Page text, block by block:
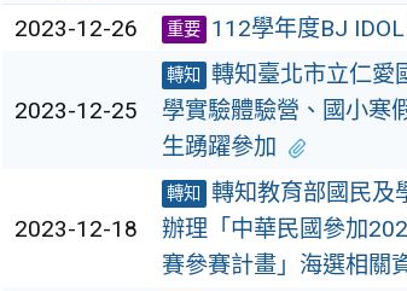
2023-12-26
重要 112學年度BJ
2023-12-25
轉知
轉知臺北市立仁愛
學實驗體驗營、國小寒
生踴躍參加
2023-12-18
轉知
轉知教育部國民及
辦理「中華民國參加
賽參賽計畫」海選相關